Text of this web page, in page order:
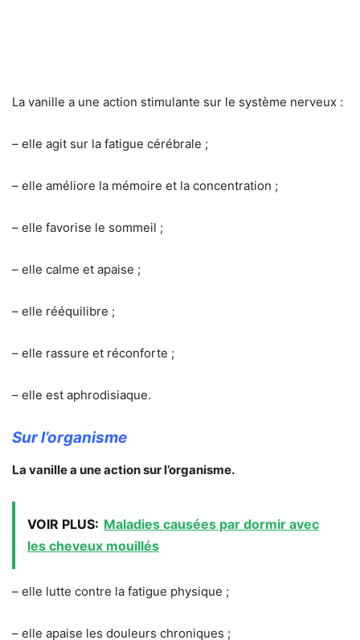
La vanille a une action stimulante sur le système nerveux :
– elle agit sur la fatigue cérébrale ;
– elle améliore la mémoire et la concentration ;
– elle favorise le sommeil ;
– elle calme et apaise ;
– elle rééquilibre ;
– elle rassure et réconforte ;
– elle est aphrodisiaque.
Sur l’organisme
La vanille a une action sur l’organisme.
VOIR PLUS: Maladies causées par dormir avec
les cheveux mouillés
– elle lutte contre la fatigue physique ;
– elle apaise les douleurs chroniques ;